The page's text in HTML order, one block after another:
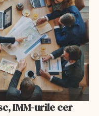
IMM-urile cer